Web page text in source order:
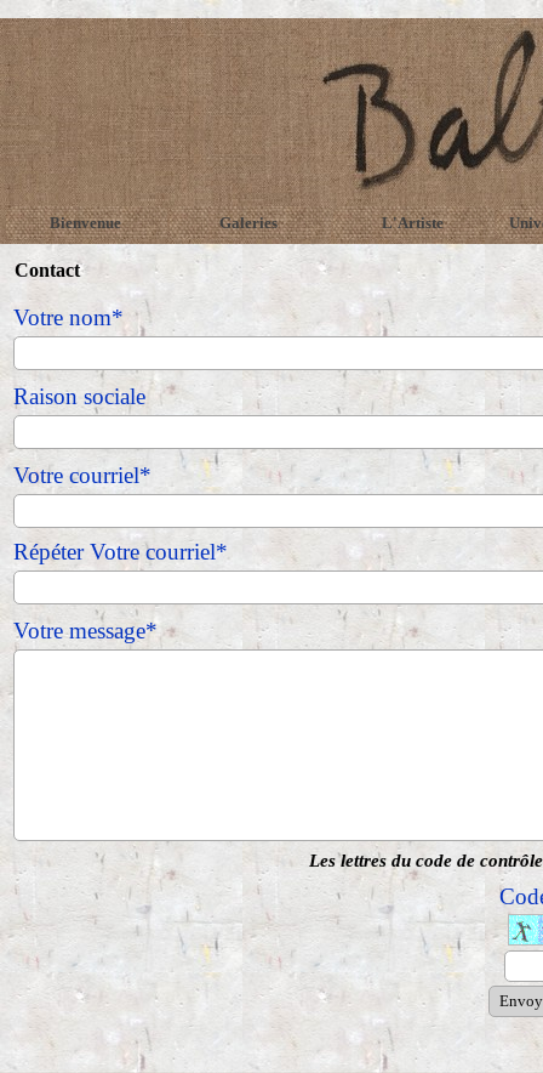
Bienvenue Galeries L'Artiste
Contact
Votre nom*
Raison sociale
Votre courriel*
Répéter Votre courriel*
Votre message*
Les lettres du code de